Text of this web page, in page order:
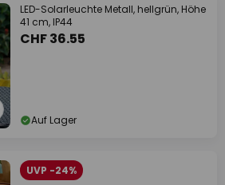
LED-Solarleuchte Metall, hellgrün, Höhe
41 cm, IP44
CHF 36.55
Auf Lager
UVP -24%